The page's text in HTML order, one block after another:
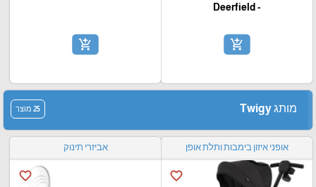
- Deerfield
add_shopping_cart
add_shopping_cart
מותג Twigy 25 מוצר
אופני איזון בימבות ותלת אופן
favorite_border
אביזרי תינוק
favorite_border